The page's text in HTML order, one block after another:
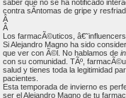
saber que no se ha notificado
contra sÃ­ntomas de gripe y
Â
Â
Los farmacÃ©uticos,
Si Alejandro Magno ha sido
que ver con Ã©l. No hablamos de
con su comunidad. TÃº,
salud y tienes toda la legitimidad
pacientes.
Esta temporada de invierno es
ser el Alejandro Magno de tu